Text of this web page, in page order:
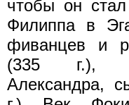
чтобы он
Филиппа в
фиванцев и
(335 г.),
Александра,